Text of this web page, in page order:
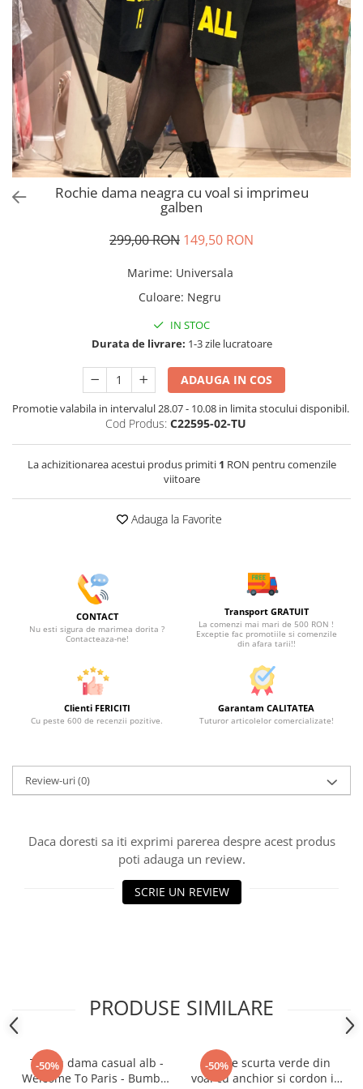
Tricouri si topuri
Rochii de eveniment
Rochie dama neagra cu voal si imprimeu
galben
299,00 RON 149,50 RON
Marime: Universala
Culoare: Negru
IN STOC
Durata de livrare: 1-3 zile lucratoare
ADAUGA IN COS
Promotie valabila in intervalul 28.07 - 10.08 in limita stocului disponibil.
Cod Produs: C22595-02-TU
La achizitionarea acestui produs primiti 1 RON pentru comenzile
viitoare
Adauga la Favorite
CONTACT
Nu esti sigura de marimea dorita ?
Contacteaza-ne!
Transport GRATUIT
La comenzi mai mari de 500 RON !
Exceptie fac promotiile si comenzile
din afara tarii!!
Clienti FERICITI
Cu peste 600 de recenzii pozitive.
Garantam CALITATEA
Tuturor articolelor comercializate!
Review-uri(0)
Daca doresti sa iti exprimi parerea despre acest produs
poti adauga un review.
SCRIE UN REVIEW
PRODUSE SIMILARE
-50%
Tricou dama casual alb -
Welcome To Paris - Bumbac
-50%
Rochie scurta verde din
voal cu anchior si cordon in